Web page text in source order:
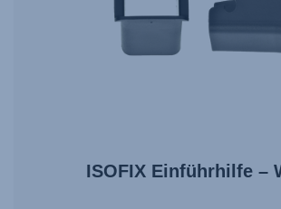
ISOFIX Einführhilfe –